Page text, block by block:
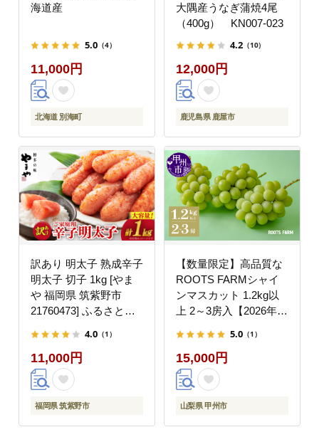
海道産
5.0 （4）
11,000円
北海道 別海町
大隅産うなぎ蒲焼4尾
（400g） KN007-023
4.2 （10）
12,000円
鹿児島県 鹿屋市
訳あり 明太子 熟成辛子
明太子 切子 1kg [やま
や 福岡県 筑紫野市
21760473] ふるさと納
太子 めんたいこ 無着色
訳あり切子 切れ子 お惣
菜 おかず 冷凍
4.0 （1）
11,000円
福岡県 筑紫野市
【数量限定】高品質な
ROOTS FARMシャイ
ンマスカット 1.2kg以
上 2～3房入【2026年発
5.0 （1）
15,000円
山梨県 甲州市